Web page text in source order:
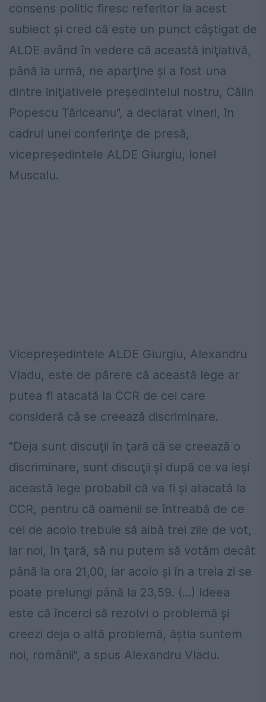
consens politic firesc referitor la acest
subiect şi cred că este un punct câştigat de
ALDE având în vedere că această iniţiativă,
până la urmă, ne aparţine şi a fost una
dintre iniţiativele preşedintelui nostru, Călin
Popescu Tăriceanu", a declarat vineri, în
cadrul unei conferinţe de presă,
vicepreşedintele ALDE Giurgiu, Ionel
Muscalu.
Vicepreşedintele ALDE Giurgiu, Alexandru
Vladu, este de părere că această lege ar
putea fi atacată la CCR de cei care
consideră că se creează discriminare.
"Deja sunt discuţii în ţară că se creează o
discriminare, sunt discuţii şi după ce va ieşi
această lege probabil că va fi şi atacată la
CCR, pentru că oamenii se întreabă de ce
cei de acolo trebuie să aibă trei zile de vot,
iar noi, în ţară, să nu putem să votăm decât
până la ora 21,00, iar acolo şi în a treia zi se
poate prelungi până la 23,59. (...) Ideea
este că încerci să rezolvi o problemă şi
creezi deja o altă problemă, ăştia suntem
noi, românii", a spus Alexandru Vladu.